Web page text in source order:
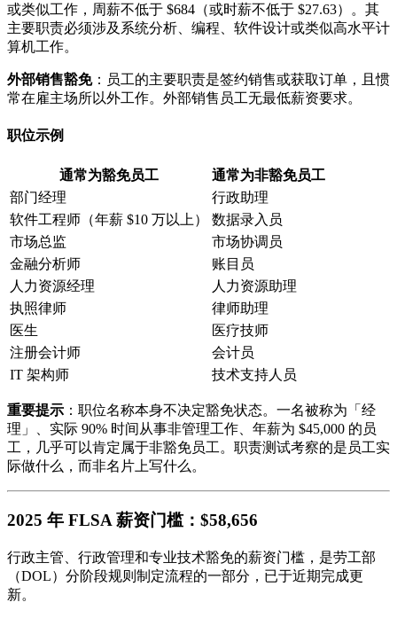
或类似工作，周薪不低于 $684（或时薪不低于 $27.63）。其
主要职责必须涉及系统分析、编程、软件设计或类似高水平计
算机工作。
外部销售豁免：员工的主要职责是签约销售或获取订单，且惯
常在雇主场所以外工作。外部销售员工无最低薪资要求。
职位示例
通常为豁免员工
通常为非豁免员工
部门经理
行政助理
软件工程师（年薪 $10 万以上）
数据录入员
市场总监
市场协调员
金融分析师
账目员
人力资源经理
人力资源助理
执照律师
律师助理
医生
医疗技师
注册会计师
会计员
IT 架构师
技术支持人员
重要提示 ：职位名称本身不决定豁免状态。一名被称为「经
理」、实际 90% 时间从事非管理工作、年薪为 $45,000 的员
工，几乎可以肯定属于非豁免员工。职责测试考察的是员工实
际做什么，而非名片上写什么。
2025 年 FLSA 薪资门槛：$58,656
行政主管、行政管理和专业技术豁免的薪资门槛，是劳工部
（DOL）分阶段规则制定流程的一部分，已于近期完成更
新。